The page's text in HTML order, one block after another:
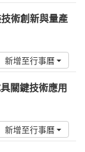
術創新與量產
新增至行事曆
關鍵技術應用
新增至行事曆